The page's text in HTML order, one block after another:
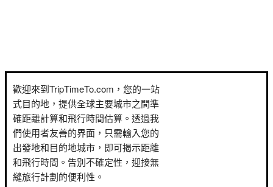
歡迎來到TripTimeTo.com，您的一站
式目的地，提供全球主要城市之間準
確距離計算和飛行時間估算。透過我
們使用者友善的界面，只需輸入您的
出發地和目的地城市，即可揭示距離
和飛行時間。告別不確定性，迎接無
縫旅行計劃的便利性。